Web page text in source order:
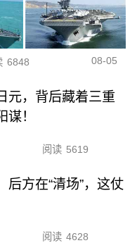
6848 08-05
元，背后藏着三重
谋！
阅读 5619
后方在“清场”，这仗
阅读 4628